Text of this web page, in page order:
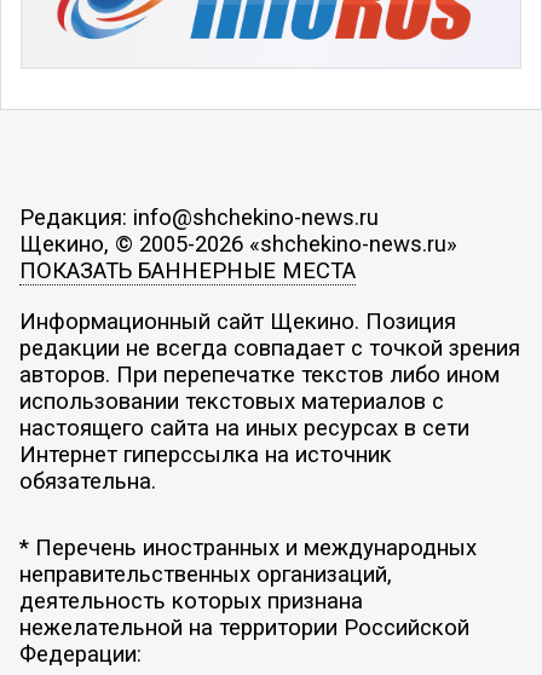
Редакция: info@shchekino-news.ru
Щекино, © 2005-2026 «shchekino-news.ru»
ПОКАЗАТЬ БАННЕРНЫЕ МЕСТА
Информационный сайт Щекино. Позиция
редакции не всегда совпадает с точкой зрения
авторов. При перепечатке текстов либо ином
использовании текстовых материалов с
настоящего сайта на иных ресурсах в сети
Интернет гиперссылка на источник
обязательна.
* Перечень иностранных и международных
неправительственных организаций,
деятельность которых признана
нежелательной на территории Российской
Федерации: